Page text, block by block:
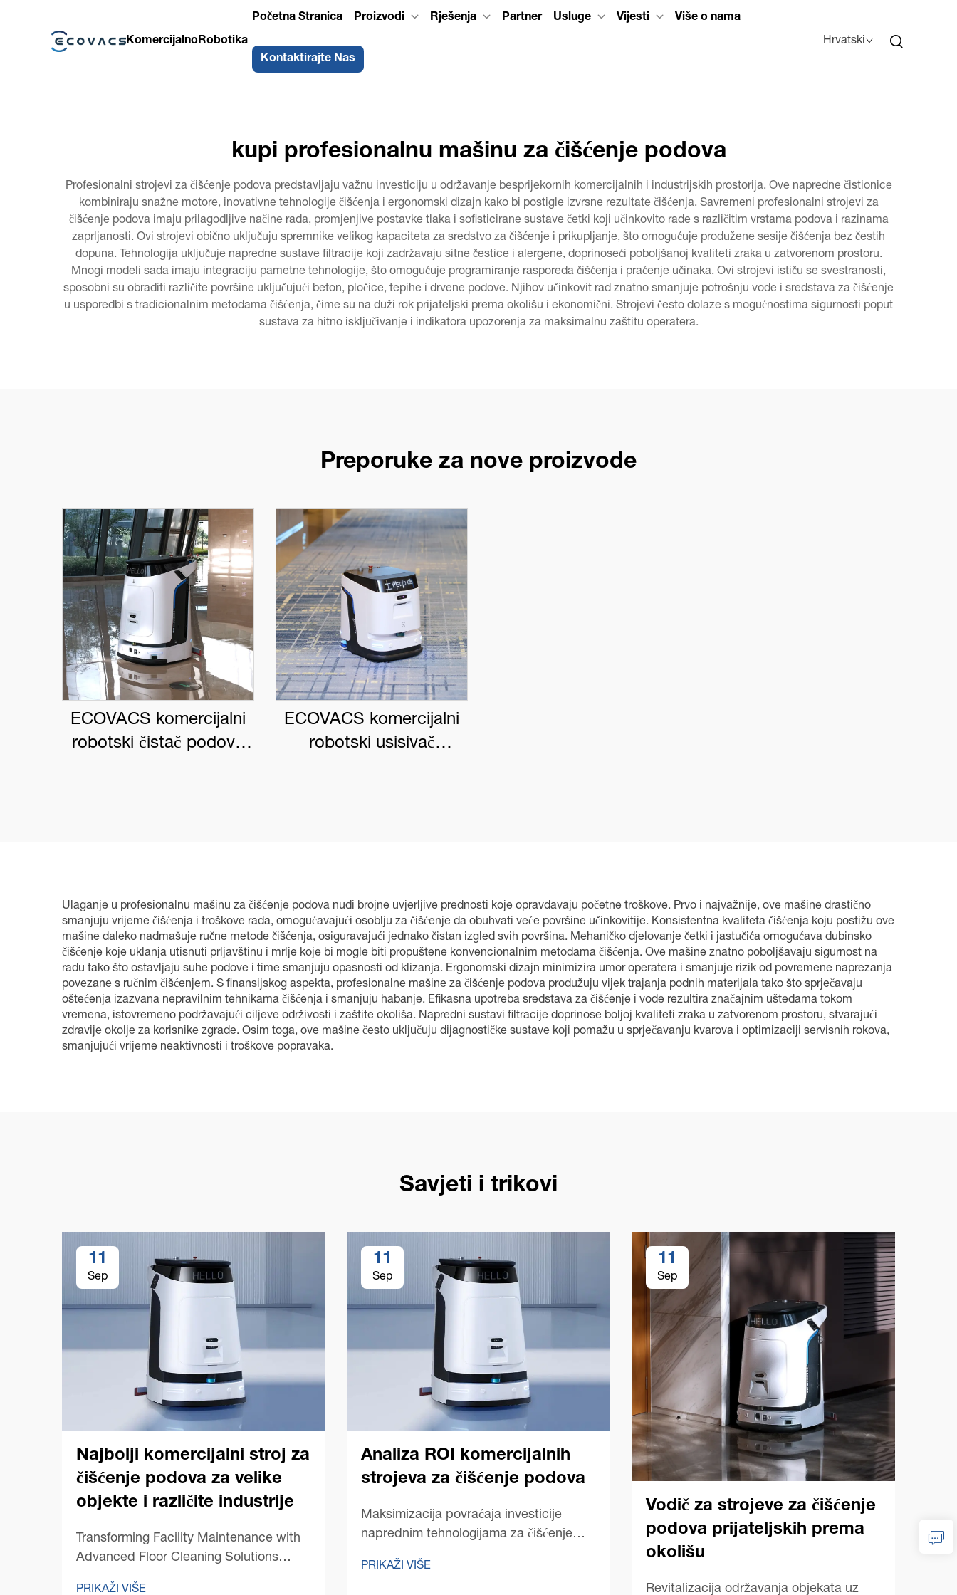
KomercijalnoRobotika
Početna Stranica Proizvodi Rješenja Partner Usluge Vijesti Više o nama
Kontaktirajte Nas
Hrvatski
kupi profesionalnu mašinu za čišćenje podova
Profesionalni strojevi za čišćenje podova predstavljaju važnu investiciju u održavanje besprijekornih komercijalnih i industrijskih prostorija. Ove napredne čistionice
kombiniraju snažne motore, inovativne tehnologije čišćenja i ergonomski dizajn kako bi postigle izvrsne rezultate čišćenja. Savremeni profesionalni strojevi za
čišćenje podova imaju prilagodljive načine rada, promjenjive postavke tlaka i sofisticirane sustave četki koji učinkovito rade s različitim vrstama podova i razinama
zaprljanosti. Ovi strojevi obično uključuju spremnike velikog kapaciteta za sredstvo za čišćenje i prikupljanje, što omogućuje produžene sesije čišćenja bez čestih
dopuna. Tehnologija uključuje napredne sustave filtracije koji zadržavaju sitne čestice i alergene, doprinoseći poboljšanoj kvaliteti zraka u zatvorenom prostoru.
Mnogi modeli sada imaju integraciju pametne tehnologije, što omogućuje programiranje rasporeda čišćenja i praćenje učinaka. Ovi strojevi ističu se svestranosti,
sposobni su obraditi različite površine uključujući beton, pločice, tepihe i drvene podove. Njihov učinkovit rad znatno smanjuje potrošnju vode i sredstava za čišćenje
u usporedbi s tradicionalnim metodama čišćenja, čime su na duži rok prijateljski prema okolišu i ekonomični. Strojevi često dolaze s mogućnostima sigurnosti poput
sustava za hitno isključivanje i indikatora upozorenja za maksimalnu zaštitu operatera.
Preporuke za nove proizvode
ECOVACS komercijalni
robotski čistač podova
ECOVACS komercijalni
robotski usisivač
Ulaganje u profesionalnu mašinu za čišćenje podova nudi brojne uvjerljive prednosti koje opravdavaju početne troškove. Prvo i najvažnije, ove mašine drastično
smanjuju vrijeme čišćenja i troškove rada, omogućavajući osoblju za čišćenje da obuhvati veće površine učinkovitije. Konsistentna kvaliteta čišćenja koju postižu ove
mašine daleko nadmašuje ručne metode čišćenja, osiguravajući jednako čistan izgled svih površina. Mehaničko djelovanje četki i jastučića omogućava dubinsko
čišćenje koje uklanja utisnuti prljavštinu i mrlje koje bi mogle biti propuštene konvencionalnim metodama čišćenja. Ove mašine znatno poboljšavaju sigurnost na
radu tako što ostavljaju suhe podove i time smanjuju opasnosti od klizanja. Ergonomski dizajn minimizira umor operatera i smanjuje rizik od povremene naprezanja
povezane s ručnim čišćenjem. S finansijskog aspekta, profesionalne mašine za čišćenje podova produžuju vijek trajanja podnih materijala tako što sprječavaju
oštećenja izazvana nepravilnim tehnikama čišćenja i smanjuju habanje. Efikasna upotreba sredstava za čišćenje i vode rezultira značajnim uštedama tokom
vremena, istovremeno podržavajući ciljeve održivosti i zaštite okoliša. Napredni sustavi filtracije doprinose boljoj kvaliteti zraka u zatvorenom prostoru, stvarajući
zdravije okolje za korisnike zgrade. Osim toga, ove mašine često uključuju dijagnostičke sustave koji pomažu u sprječavanju kvarova i optimizaciji servisnih rokova,
smanjujući vrijeme neaktivnosti i troškove popravaka.
Savjeti i trikovi
11
Sep
Najbolji komercijalni stroj za
čišćenje podova za velike
objekte i različite industrije
Transforming Facility Maintenance with
Advanced Floor Cleaning Solutions
PRIKAŽI VIŠE
11
Sep
Analiza ROI komercijalnih
strojeva za čišćenje podova
Maksimizacija povraćaja investicije
naprednim tehnologijama za čišćenje
poslovnoj sredini, menadžeri objekata i
PRIKAŽI VIŠE
11
Sep
Vodič za strojeve za čišćenje
podova prijateljskih prema
okolišu
Revitalizacija održavanja objekata uz